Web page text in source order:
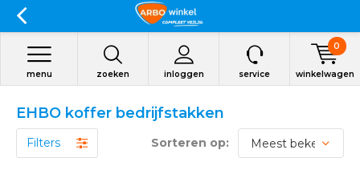
zoeken inloggen
menu service winkelwagen
0
EHBO koffer bedrijfstakken
Filters Sorteren op: